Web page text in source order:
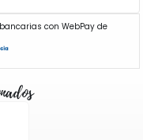
con WebPay de